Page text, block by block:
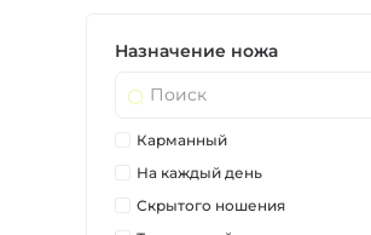
Назначение ножа
Карманный
На каждый день
Скрытого ношения